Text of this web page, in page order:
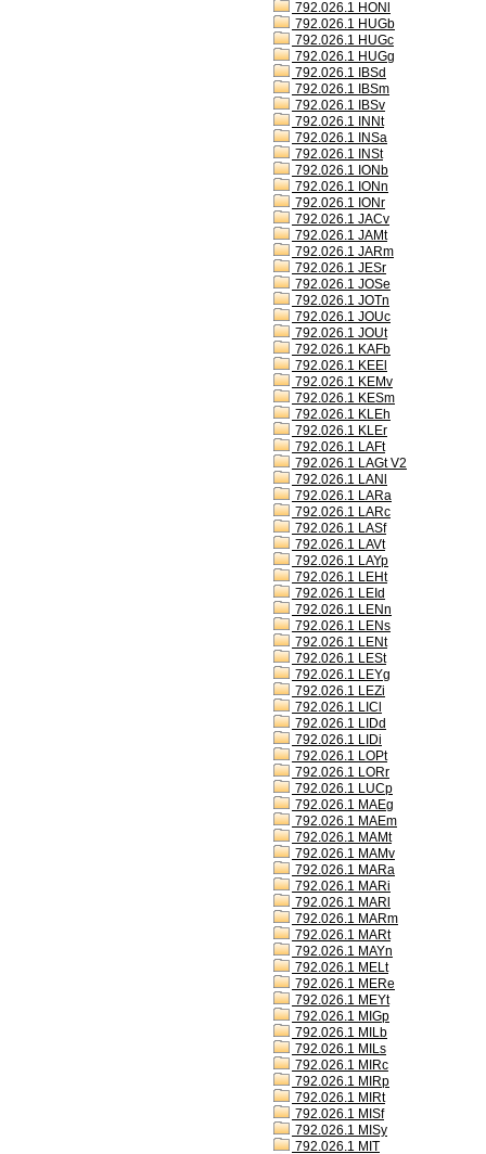
792.026.1 HONl
792.026.1 HUGb
792.026.1 HUGc
792.026.1 HUGg
792.026.1 IBSd
792.026.1 IBSm
792.026.1 IBSv
792.026.1 INNt
792.026.1 INSa
792.026.1 INSt
792.026.1 IONb
792.026.1 IONn
792.026.1 IONr
792.026.1 JACv
792.026.1 JAMt
792.026.1 JARm
792.026.1 JESr
792.026.1 JOSe
792.026.1 JOTn
792.026.1 JOUc
792.026.1 JOUt
792.026.1 KAFb
792.026.1 KEEl
792.026.1 KEMv
792.026.1 KESm
792.026.1 KLEh
792.026.1 KLEr
792.026.1 LAFt
792.026.1 LAGt V2
792.026.1 LANl
792.026.1 LARa
792.026.1 LARc
792.026.1 LASf
792.026.1 LAVt
792.026.1 LAYp
792.026.1 LEHt
792.026.1 LEId
792.026.1 LENn
792.026.1 LENs
792.026.1 LENt
792.026.1 LESt
792.026.1 LEYg
792.026.1 LEZi
792.026.1 LICl
792.026.1 LIDd
792.026.1 LIDi
792.026.1 LOPt
792.026.1 LORr
792.026.1 LUCp
792.026.1 MAEg
792.026.1 MAEm
792.026.1 MAMt
792.026.1 MAMv
792.026.1 MARa
792.026.1 MARi
792.026.1 MARl
792.026.1 MARm
792.026.1 MARt
792.026.1 MAYn
792.026.1 MELt
792.026.1 MERe
792.026.1 MEYt
792.026.1 MIGp
792.026.1 MILb
792.026.1 MILs
792.026.1 MIRc
792.026.1 MIRp
792.026.1 MIRt
792.026.1 MISf
792.026.1 MISy
792.026.1 MIT